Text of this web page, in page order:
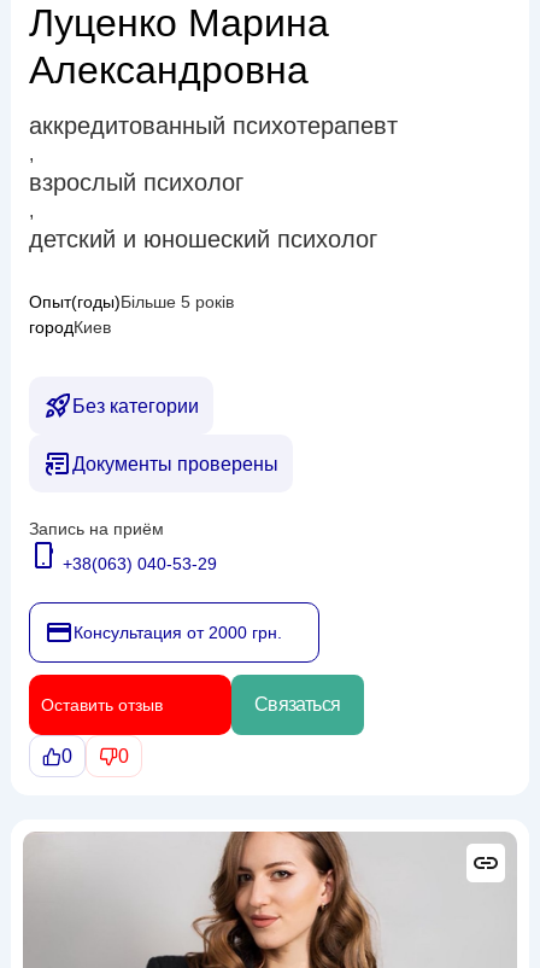
Луценко Марина
Александровна
аккредитованный психотерапевт
,
взрослый психолог
,
детский и юношеский психолог
Опыт(годы)Більше 5 років
городКиев
Без категории
Документы проверены
Запись на приём
+38(063) 040-53-29
Консультация от 2000 грн.
Оставить отзыв Связаться
0 0